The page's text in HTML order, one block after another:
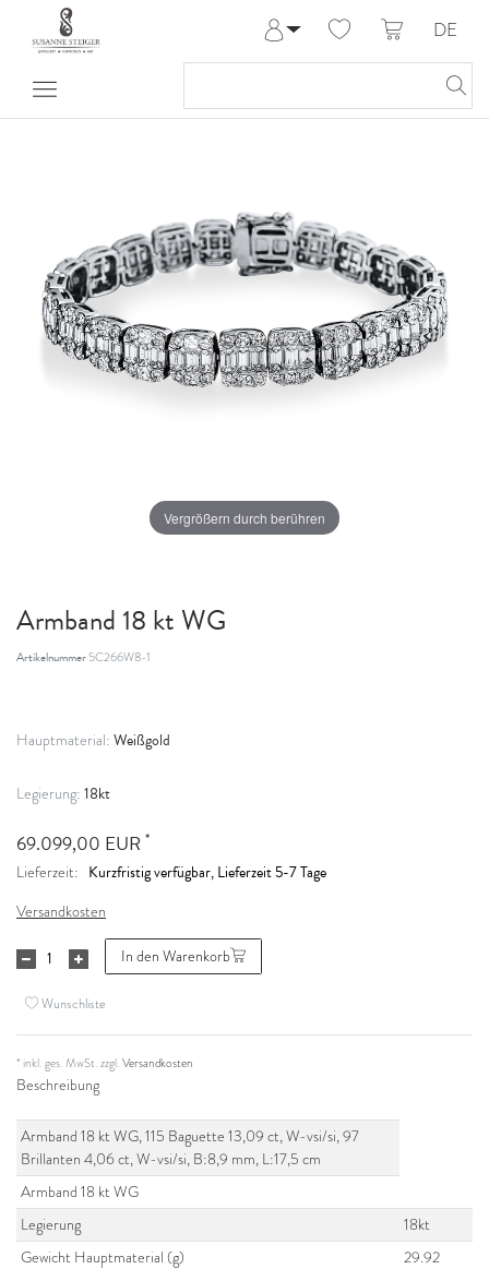
Anmelden
Meine Bestellungen
DE
Vergrößern durch berühren
Armband 18 kt WG
Artikelnummer5C266W8-1
Hauptmaterial: Weißgold
Legierung: 18kt
69.099,00 EUR *
Lieferzeit: Kurzfristig verfügbar, Lieferzeit 5-7 Tage
Versandkosten
In den Warenkorb
Wunschliste
* inkl. ges. MwSt. zzgl.Versandkosten
Beschreibung
Armband 18 kt WG, 115 Baguette 13,09 ct, W-vsi/si, 97
Brillanten 4,06 ct, W-vsi/si, B:8,9 mm, L:17,5 cm
Armband 18 kt WG
Legierung
18kt
Gewicht Hauptmaterial (g)
29.92